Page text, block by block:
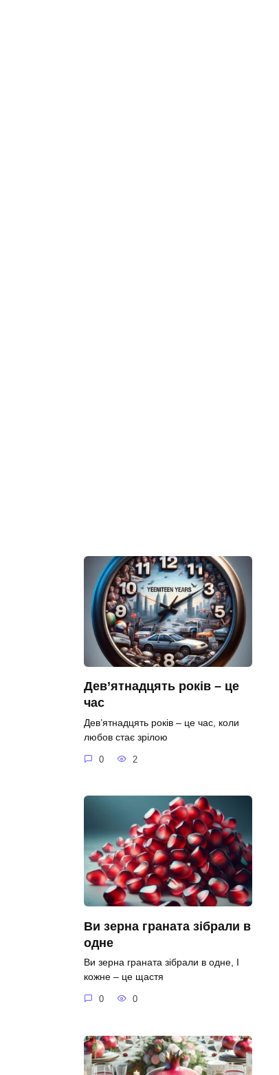
Дев’ятнадцять років – це
час
Дев’ятнадцять років – це час, коли
любов стає зрілою
0 2
Ви зерна граната зібрали в
одне
Ви зерна граната зібрали в одне, І
кожне – це щастя
0 0